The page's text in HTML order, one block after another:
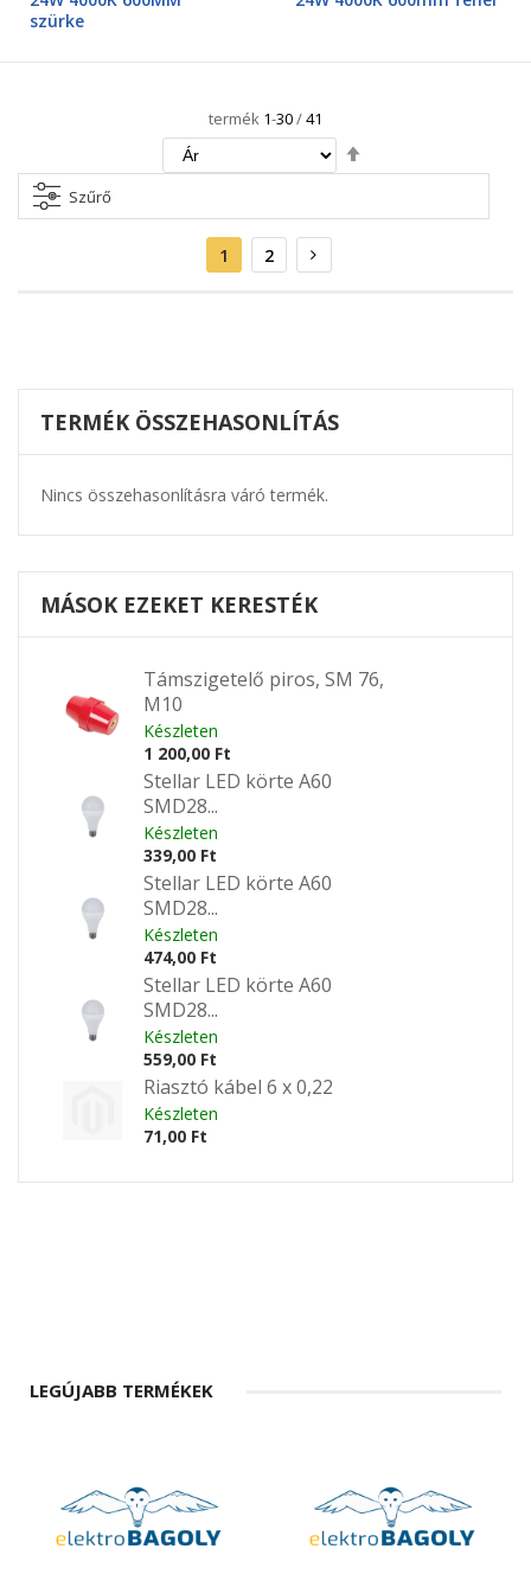
szürke
termék 1-30/41
irány
Szűrő
Oldal
Aktuális
oldal
1 Oldal
2 Oldal
Következő
TERMÉK ÖSSZEHASONLÍTÁS
Nincs összehasonlításra váró termék.
MÁSOK EZEKET KERESTÉK
Támszigetelő piros, SM 76,
M10
Készleten
1 200,00 Ft
Stellar LED körte A60
SMD28...
Készleten
339,00 Ft
Stellar LED körte A60
SMD28...
Készleten
474,00 Ft
Stellar LED körte A60
SMD28...
Készleten
559,00 Ft
Riasztó kábel 6 x 0,22
Készleten
71,00 Ft
LEGÚJABB TERMÉKEK